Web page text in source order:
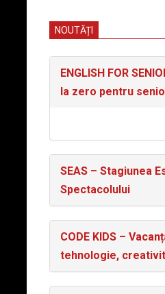
NOUTĂȚI
ENGLISH FOR
la zero pentru
SEAS – Stagiunea
Spectacolului
CODE KIDS –
tehnologie,